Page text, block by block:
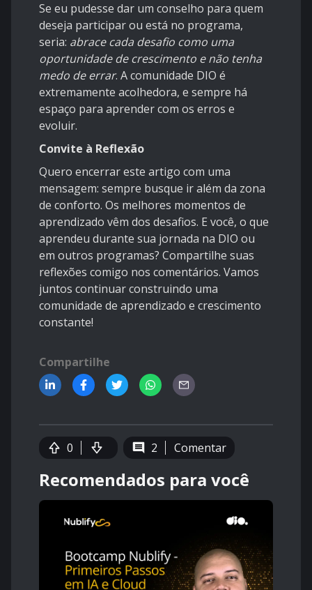
Se eu pudesse dar um conselho para quem
deseja participar ou está no programa,
seria: abrace cada desafio como uma
oportunidade de crescimento e não tenha
medo de errar. A comunidade DIO é
extremamente acolhedora, e sempre há
espaço para aprender com os erros e
evoluir.
Convite à Reflexão
Quero encerrar este artigo com uma
mensagem: sempre busque ir além da zona
de conforto. Os melhores momentos de
aprendizado vêm dos desafios. E você, o que
aprendeu durante sua jornada na DIO ou
em outros programas? Compartilhe suas
reflexões comigo nos comentários. Vamos
juntos continuar construindo uma
comunidade de aprendizado e crescimento
constante!
Compartilhe
0 2 Comentar
Recomendados para você